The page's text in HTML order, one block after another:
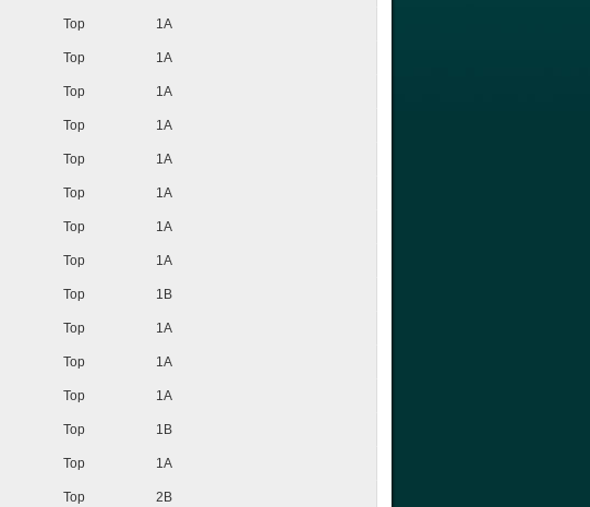
Top 1A
Top 1A
Top 1A
Top 1A
Top 1A
Top 1A
Top 1A
Top 1A
Top 1B
Top 1A
Top 1A
Top 1A
Top 1B
Top 1A
Top 2B